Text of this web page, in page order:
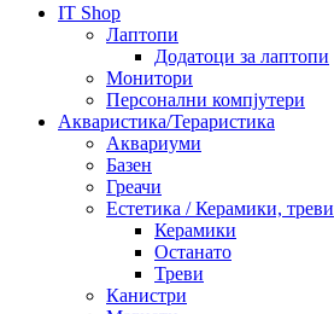
IT Shop
Лаптопи
Додатоци за лаптопи
Монитори
Персонални компјутери
Акваристика/Тераристика
Аквариуми
Базен
Греачи
Естетика / Керамики, треви
Керамики
Останато
Треви
Канистри